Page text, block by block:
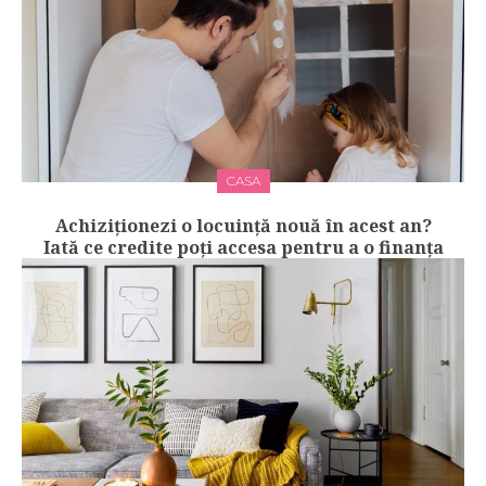
CASA
Achiziționezi o locuință nouă în acest an?
Iată ce credite poți accesa pentru a o finanța